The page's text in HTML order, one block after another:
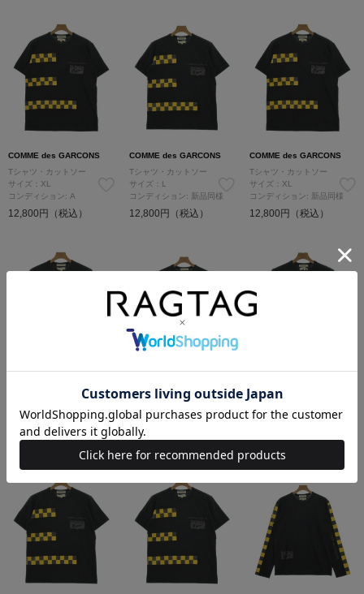
COMME des GARCONS
Tシャツ・カットソー
サイズ：XL
コンディション: A
12,800円（税込）
COMME des GARCONS
Tシャツ・カットソー
サイズ：L
コンディション: 新品同様
12,800円（税込）
COMME des GARCONS
Tシャツ・カットソー
サイズ：XL
コンディション: 新品同様
12,800円（税込）
Tシャツ・カットソー
サイズ：L
コンディション: 新品同様
12,800円（税込）
Tシャツ・カットソー
サイズ：M
コンディション: 新品同様
13,200円（税込）
Tシャツ・カットソー
サイズ：M
12,800円（税込）